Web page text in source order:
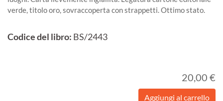
verde, titolo oro, sovraccoperta con strappetti. Ottimo stato.
Codice del libro: BS/2443
20,00 €